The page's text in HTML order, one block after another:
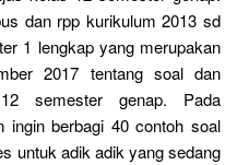
dan rpp kurikulum 2013 sd
1 lengkap yang merupakan
2017 tentang soal dan
semester genap. Pada
ingin berbagi 40 contoh soal
untuk adik adik yang sedang